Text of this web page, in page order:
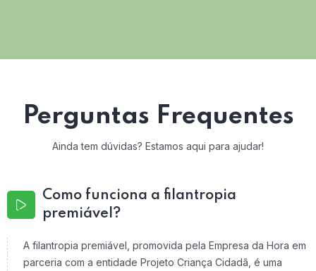
Perguntas Frequentes
Ainda tem dúvidas? Estamos aqui para ajudar!
Como funciona a filantropia
premiável?
A filantropia premiável, promovida pela Empresa da Hora em
parceria com a entidade Projeto Criança Cidadã, é uma